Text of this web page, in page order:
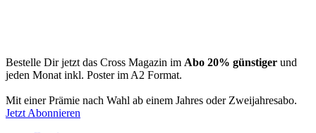
Bestelle Dir jetzt das Cross Magazin im Abo 20% günstiger und
jeden Monat inkl. Poster im A2 Format.
Mit einer Prämie nach Wahl ab einem Jahres oder Zweijahresabo.
Jetzt Abonnieren